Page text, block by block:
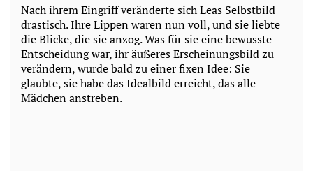
Nach ihrem Eingriff veränderte sich Leas Selbstbild
drastisch. Ihre Lippen waren nun voll, und sie liebte
die Blicke, die sie anzog. Was für sie eine bewusste
Entscheidung war, ihr äußeres Erscheinungsbild zu
verändern, wurde bald zu einer fixen Idee: Sie
glaubte, sie habe das Idealbild erreicht, das alle
Mädchen anstreben.